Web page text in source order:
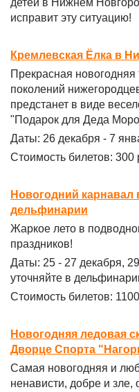
детей в Нижнем
исправит эту ситуацию!
Кремлевская Ёлка в
Прекрасная
поколений
предстанет в виде
"Подарок для Деда
Даты: 26 декабря - 7
Стоимость билетов: 300
Новогодний карнавал
дельфинарии
Жаркое лето в
праздников!
Даты: 25 - 27 декабря,
уточняйте в
Стоимость билетов:
Новогодняя ледовая
Дворце Спорта
Самая новогодняя и
ненависти, добре и